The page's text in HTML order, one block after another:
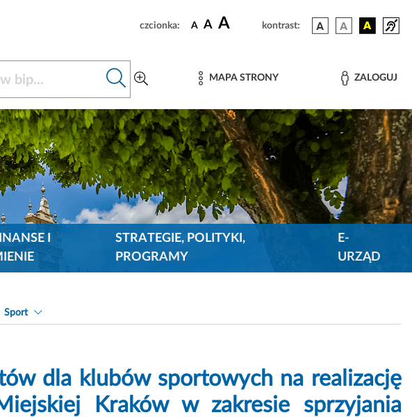
czcionka: A A A kontrast:
MAPA STRONY ZALOGUJ
I
STRATEGIE, POLITYKI,
PROGRAMY
E-
URZĄD
Sport
dla klubów sportowych na realizację
Kraków w zakresie sprzyjania